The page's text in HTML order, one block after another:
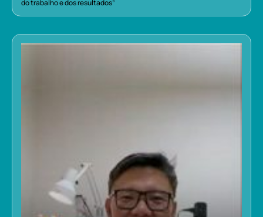
do trabalho e dos resultados”